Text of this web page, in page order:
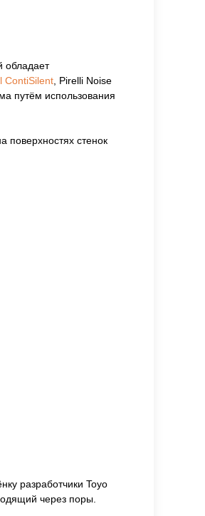
обладает
ContiSilent , Pirelli Noise
путём использования
стенок
разработчики Toyo
через поры.